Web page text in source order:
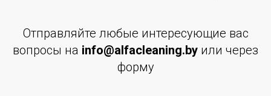
Отправляйте любые интересующие вас
вопросы на info@alfacleaning.by или через
форму